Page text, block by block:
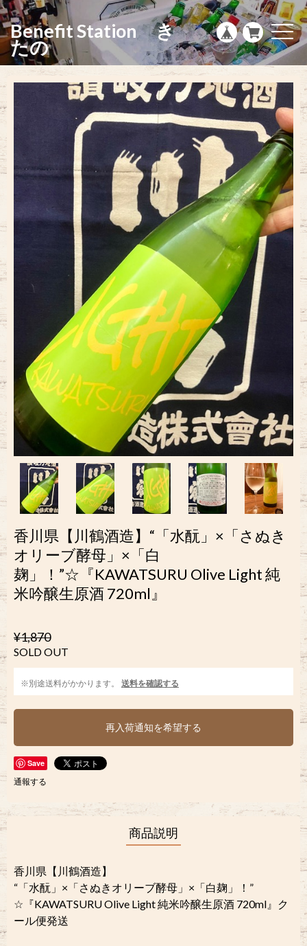
Benefit Station き
たの
t
o
g
g
e
v
i
g
a
t
i
n
香川県【川鶴酒造】“「水酛」×「さぬき
オリーブ酵母」×「白
麹」！”☆『KAWATSURU Olive Light 純
米吟醸生原酒 720ml』
¥1,870
SOLD OUT
※別途送料がかかります。 送料を確認する
再入荷通知を希望する
Save
通報する
商品説明
香川県【川鶴酒造】
“「水酛」×「さぬきオリーブ酵母」×「白麹」！”
☆『KAWATSURU Olive Light 純米吟醸生原酒 720ml』ク
ール便発送
g
l
e
n
a
v
i
i
o
n